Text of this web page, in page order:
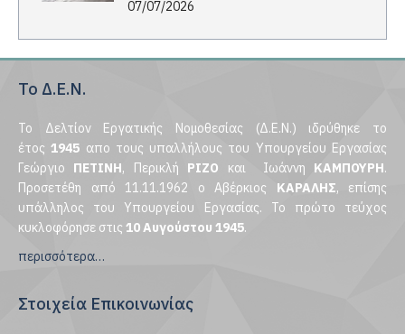
07/07/2026
Το Δ.Ε.Ν.
Το Δελτίον Εργατικής Νομοθεσίας (Δ.Ε.Ν.) ιδρύθηκε το
έτος1945 απο τους υπαλλήλους του Υπουργείου Εργασίας
Γεώργιο ΠΕΤΙΝΗ, Περικλή ΡΙΖΟ και Ιωάννη ΚΑΜΠΟΥΡΗ.
Προσετέθη από 11.11.1962 ο Αβέρκιος ΚΑΡΑΛΗΣ, επίσης
υπάλληλος του Υπουργείου Εργασίας. Το πρώτο τεύχος
κυκλοφόρησε στις 10 Αυγούστου 1945.
περισσότερα…
Στοιχεία Επικοινωνίας